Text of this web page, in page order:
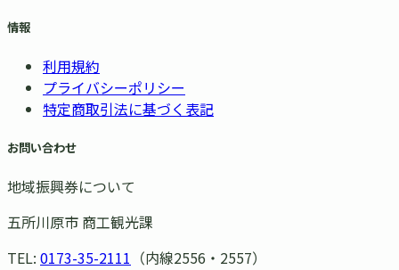
情報
利用規約
プライバシーポリシー
特定商取引法に基づく表記
お問い合わせ
地域振興券について
五所川原市 商工観光課
TEL: 0173-35-2111 （内線2556・2557）